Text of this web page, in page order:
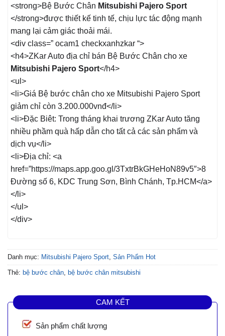
<strong>Bệ Bước Chân Mitsubishi Pajero Sport
</strong>được thiết kế tinh tế, chịu lực tác động mạnh
mang lại cảm giác thoải mái.
<div class=” ocam1 checkxanhzkar “>
<h4>ZKar Auto địa chỉ bán Bệ Bước Chân cho xe
Mitsubishi Pajero Sport</h4>
<ul>
<li>Giá Bệ bước chân cho xe Mitsubishi Pajero Sport
giảm chỉ còn 3.200.000vnđ</li>
<li>Đặc Biêt: Trong tháng khai trương ZKar Auto tăng
nhiều phầm quà hấp dẫn cho tất cả các sản phẩm và
dịch vụ</li>
<li>Địa chỉ: <a
href=”https://maps.app.goo.gl/3TxtrBkGHeHoN89v5″>8
Đường số 6, KDC Trung Sơn, Bình Chánh, Tp.HCM</a>
</li>
</ul>
</div>
Danh mục: Mitsubishi Pajero Sport, Sản Phẩm Hot
Thẻ: bệ bước chân, bệ bước chân mitsubishi
CAM KẾT
Sản phẩm chất lượng